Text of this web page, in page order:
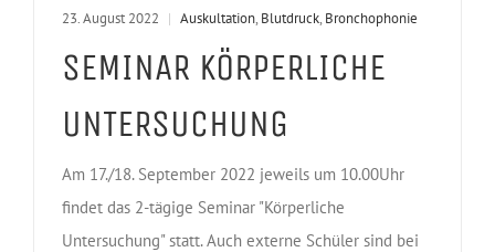
23. August 2022 | Auskultation, Blutdruck, Bronchophonie
SEMINAR KÖRPERLICHE
UNTERSUCHUNG
Am 17./18. September 2022 jeweils um 10.00Uhr
findet das 2-tägige Seminar "Körperliche
Untersuchung" statt. Auch externe Schüler sind bei